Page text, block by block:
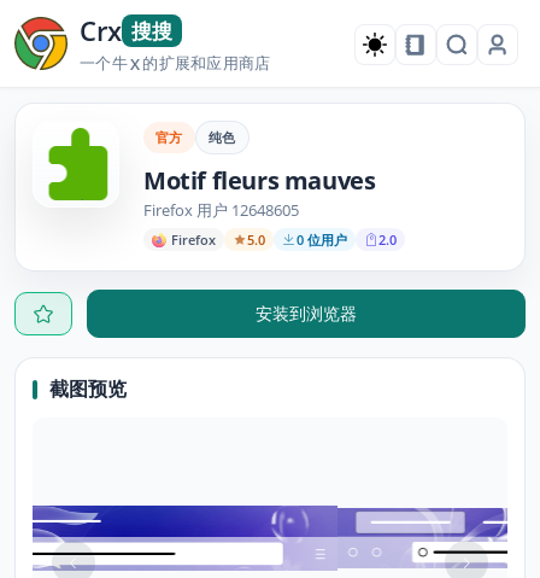
Crx 搜搜
一个牛X的扩展和应用商店
官方 纯色
Motif fleurs mauves
Firefox 用户 12648605
Firefox 5.0 0 位用户 2.0
安装到浏览器
截图预览